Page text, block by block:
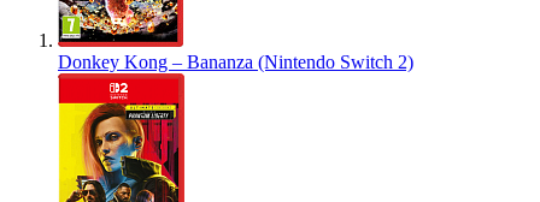
Donkey Kong – Bananza (Nintendo Switch 2)